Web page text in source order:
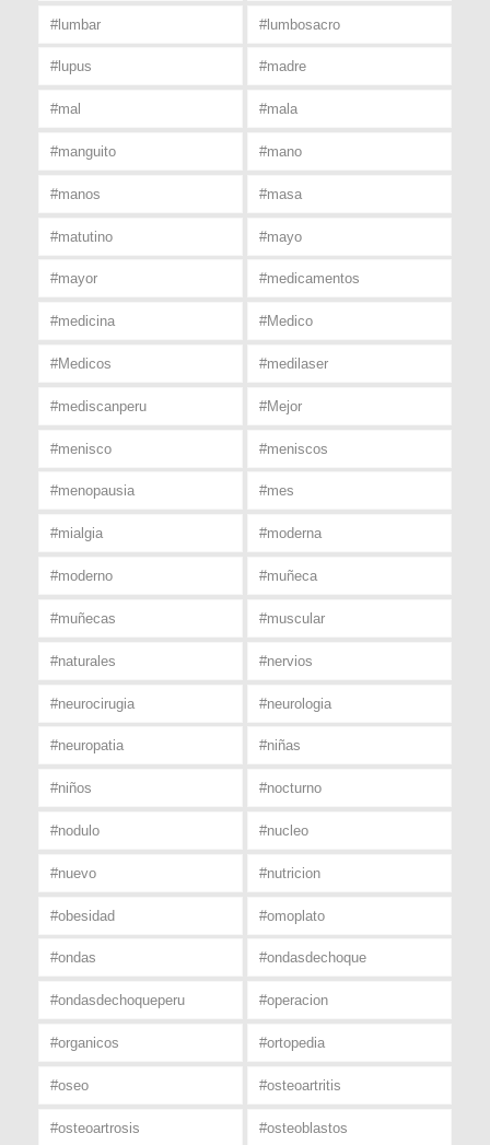
#lumbar #lumbosacro
#lupus #madre
#mal #mala
#manguito #mano
#manos #masa
#matutino #mayo
#mayor #medicamentos
#medicina #Medico
#Medicos #medilaser
#mediscanperu #Mejor
#menisco #meniscos
#menopausia #mes
#mialgia #moderna
#moderno #muñeca
#muñecas #muscular
#naturales #nervios
#neurocirugia #neurologia
#neuropatia #niñas
#niños #nocturno
#nodulo #nucleo
#nuevo #nutricion
#obesidad #omoplato
#ondas #ondasdechoque
#ondasdechoqueperu #operacion
#organicos #ortopedia
#oseo #osteoartritis
#osteoartrosis #osteoblastos